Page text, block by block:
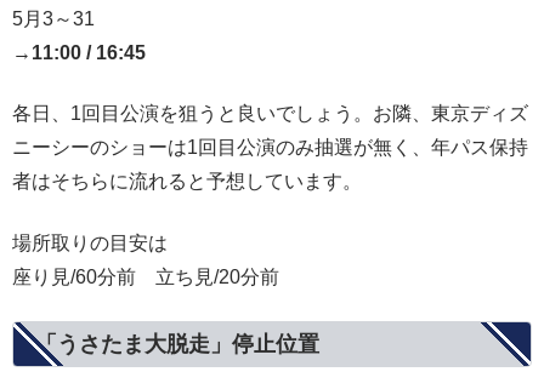
5月3～31
→ 11:00 / 16:45
各日、1回目公演を狙うと良いでしょう。お隣、東京ディズ
ニーシーのショーは1回目公演のみ抽選が無く、年パス保持
者はそちらに流れると予想しています。
場所取りの目安は
座り見/60分前 立ち見/20分前
「うさたま大脱走」停止位置